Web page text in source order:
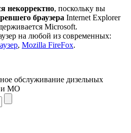
некорректно, поскольку вы
браузера Internet Explorer
Microsoft.
на любой из современных:
, Mozilla FireFox.
обслуживание дизельных
и МО